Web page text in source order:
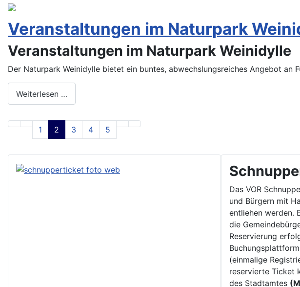
Veranstaltungen im Naturpark
Veranstaltungen im Naturpark Weinidylle
Der Naturpark Weinidylle bietet ein buntes, abwechslungsreiches Angebot an
Weiterlesen …
1 2 3 4 5
Das VOR
und Bürgern mit
entliehen werden.
die
Reservierung
(einmalige
reservierte Ticket
des Stadtamtes